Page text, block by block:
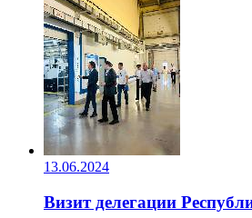
13.06.2024
Визит делегации